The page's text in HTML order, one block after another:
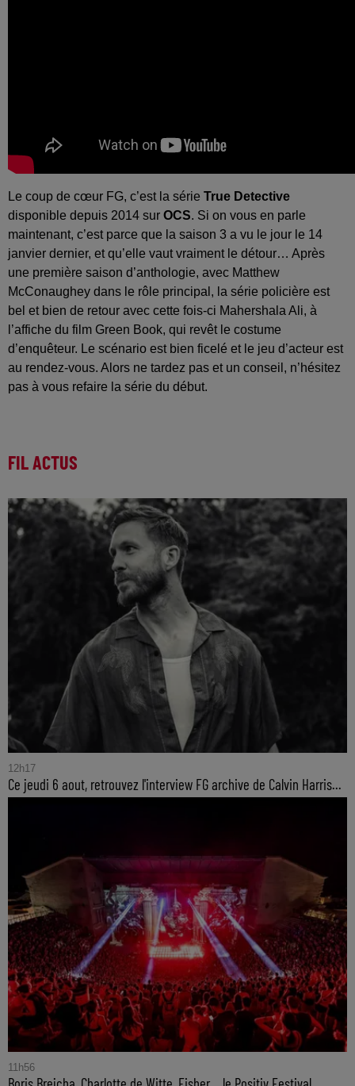
Le coup de cœur FG, c’est la série True Detective
disponible depuis 2014 sur OCS. Si on vous en parle
maintenant, c’est parce que la saison 3 a vu le jour le 14
janvier dernier, et qu’elle vaut vraiment le détour… Après
une première saison d’anthologie, avec Matthew
McConaughey dans le rôle principal, la série policière est
bel et bien de retour avec cette fois-ci Mahershala Ali, à
l’affiche du film Green Book, qui revêt le costume
d’enquêteur. Le scénario est bien ficelé et le jeu d’acteur est
au rendez-vous. Alors ne tardez pas et un conseil, n’hésitez
pas à vous refaire la série du début.
FIL ACTUS
12h17
Ce jeudi 6 aout, retrouvez l'interview FG archive de Calvin Harris...
11h56